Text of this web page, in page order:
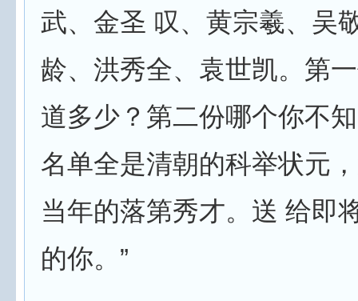
武、金圣 叹、黄宗羲、吴
龄、洪秀全、袁世凯。第
道多少？第二份哪个你不
名单全是清朝的科举状元
当年的落第秀才。送 给即
的你。”